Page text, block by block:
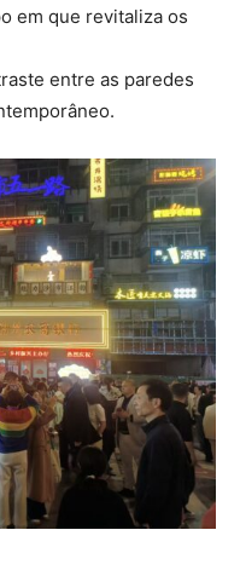
em que revitaliza os
entre as paredes